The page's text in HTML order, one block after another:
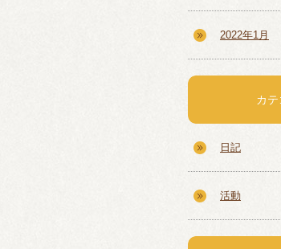
2022年1月
カ
日記
活動